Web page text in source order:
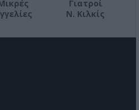
Γιατροί
Ν. Κιλκίς